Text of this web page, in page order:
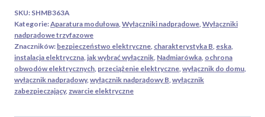
B
63A
SKU: SHMB363A
Kategorie:Aparatura modułowa Wyłączniki nadprądowe Wyłączniki
nadprądowe trzyfazowe
Znaczników: bezpieczeństwo elektryczne charakterystyka B eska
instalacja elektryczna jak wybrać wyłącznik Nadmiarówka ochrona
obwodów elektrycznych przeciążenie elektryczne wyłącznik do domu
wyłącznik nadprądowy, wyłącznik nadprądowy B wyłącznik
zabezpieczający, zwarcie elektryczne